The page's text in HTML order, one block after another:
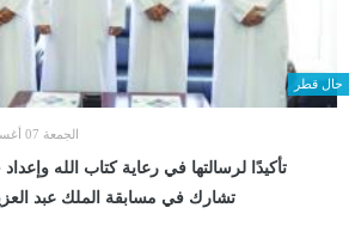
حال قطر
الجمعة 07 أغسطس 2026 01:08 صباحاً
تأكيدًا لرسالتها في رعاية كتاب الله
تشارك في مسابقة الملك عبد